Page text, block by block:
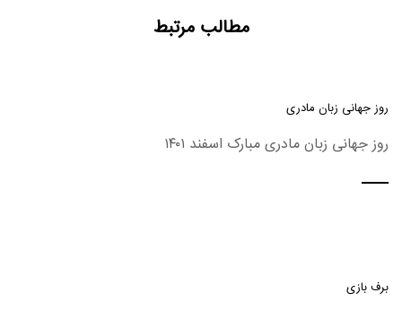
مطالب مرتبط
روز جهانی زبان مادری
روز جهانی زبان مادری مبارک اسفند ۱۴۰۱
برف بازی